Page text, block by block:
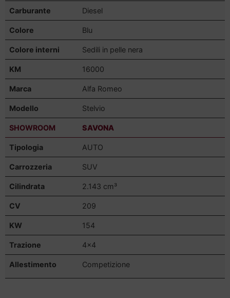
Carburante Diesel
Colore Blu
Colore interni Sedili in pelle nera
KM 16000
Marca Alfa Romeo
Modello Stelvio
SHOWROOM SAVONA
Tipologia AUTO
Carrozzeria SUV
Cilindrata 2.143 cm³
CV 209
KW 154
Trazione 4×4
Allestimento Competizione